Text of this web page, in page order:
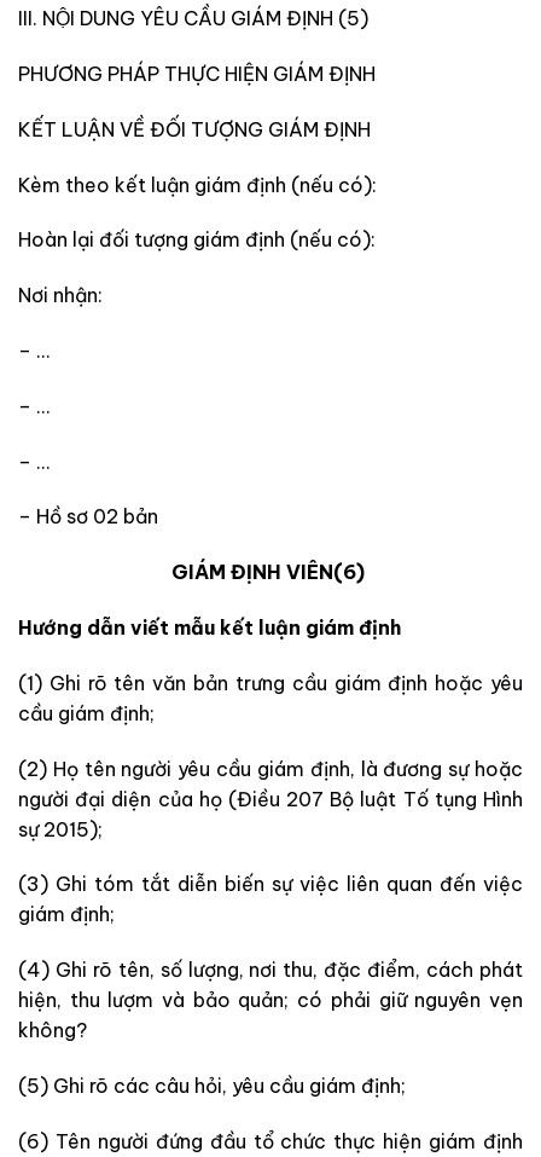
III. NỘI DUNG YÊU CẦU GIÁM ĐỊNH (5)
PHƯƠNG PHÁP THỰC HIỆN GIÁM ĐỊNH
KẾT LUẬN VỀ ĐỐI TƯỢNG GIÁM ĐỊNH
Kèm theo kết luận giám định (nếu có):
Hoàn lại đối tượng giám định (nếu có):
Nơi nhận:
– …
– …
– …
– Hồ sơ 02 bản
GIÁM ĐỊNH VIÊN(6)
Hướng dẫn viết mẫu kết luận giám định
(1) Ghi rõ tên văn bản trưng cầu giám định hoặc yêu
cầu giám định;
(2) Họ tên người yêu cầu giám định, là đương sự hoặc
người đại diện của họ (Điều 207 Bộ luật Tố tụng Hình
sự 2015);
(3) Ghi tóm tắt diễn biến sự việc liên quan đến việc
giám định;
(4) Ghi rõ tên, số lượng, nơi thu, đặc điểm, cách phát
hiện, thu lượm và bảo quản; có phải giữ nguyên vẹn
không?
(5) Ghi rõ các câu hỏi, yêu cầu giám định;
(6) Tên người đứng đầu tổ chức thực hiện giám định